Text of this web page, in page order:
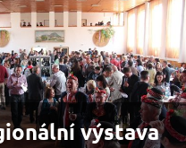
výstava